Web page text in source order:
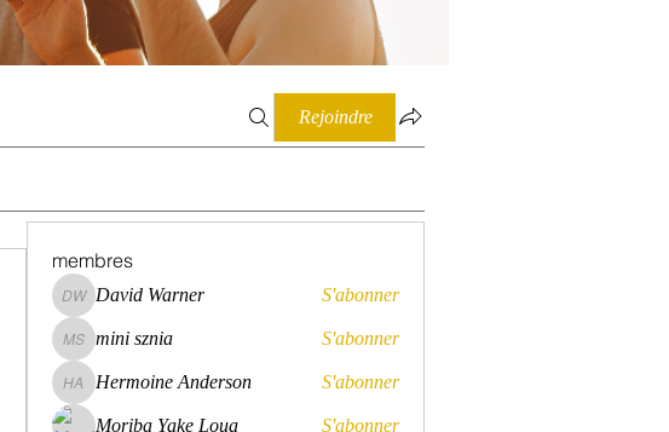
Rejoindre
membres
David Warner
David Warner S'abonner
mini sznia
mini sznia S'abonner
Hermoine Anderson
Hermoine Anderson S'abonner
Moriba Yake Loua S'abonner